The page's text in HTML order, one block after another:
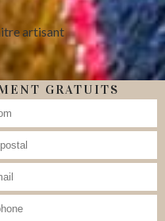
GRATUITS